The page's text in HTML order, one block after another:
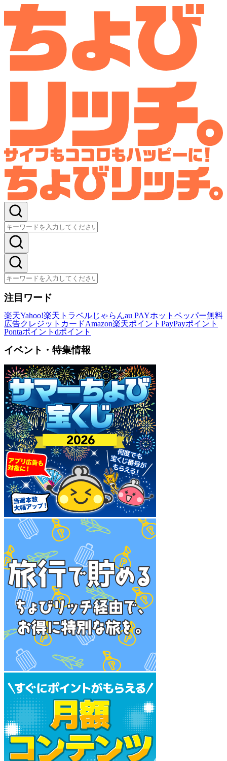
注目ワード
楽天Yahoo!楽天トラベルじゃらんau PAYホットペッパー無料
広告クレジットカードAmazon楽天ポイント PayPayポイント
Pontaポイント dポイント
イベント・特集情報